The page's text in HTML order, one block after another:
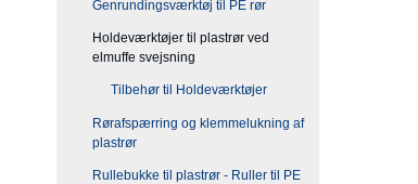
Genrundingsværktøj til PE rør
Holdeværktøjer til plastrør ved
elmuffe svejsning
Tilbehør til Holdeværktøjer
Rørafspærring og klemmelukning af
plastrør
Rullebukke til plastrør - Ruller til PE